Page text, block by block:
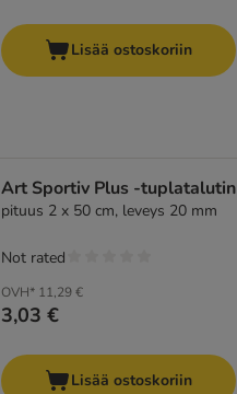
Lisää ostoskoriin
Art Sportiv Plus -tuplatalutin
pituus 2 x 50 cm, leveys 20 mm
OVH* 11,29 €
3,03 €
Not rated
Lisää ostoskoriin